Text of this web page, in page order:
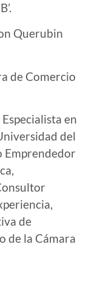
Querubin
de Comercio
en
del
Emprendedor
de
de la Cámara